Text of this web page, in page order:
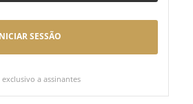
SESSÃO
exclusivo a assinantes